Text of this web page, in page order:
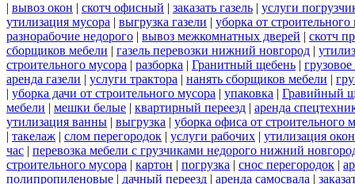
| вывоз окон | скотч офисный | заказать газель | услуги
утилизация мусора | выгрузка газели | уборка от строительного
разнорабочие недорого | вывоз межкомнатных дверей | скотч
сборщиков мебели | газель перевозки нижний новгород |
строительного мусора | разборка | Гранитный щебень | грузовое
аренда газели | услуги трактора | нанять сборщиков мебели |
| уборка дачи от строительного мусора | упаковка | Гравийный
мебели | мешки белые | квартирный переезд | аренда
утилизация ванны | выгрузка | уборка офиса от строительного
| такелаж | слом перегородок | услуги рабочих | утилизация окон
час | перевозка мебели с грузчиками недорого нижний
строительного мусора | картон | погрузка | снос перегородок |
полипропиленовые | дачный переезд | аренда самосвала |